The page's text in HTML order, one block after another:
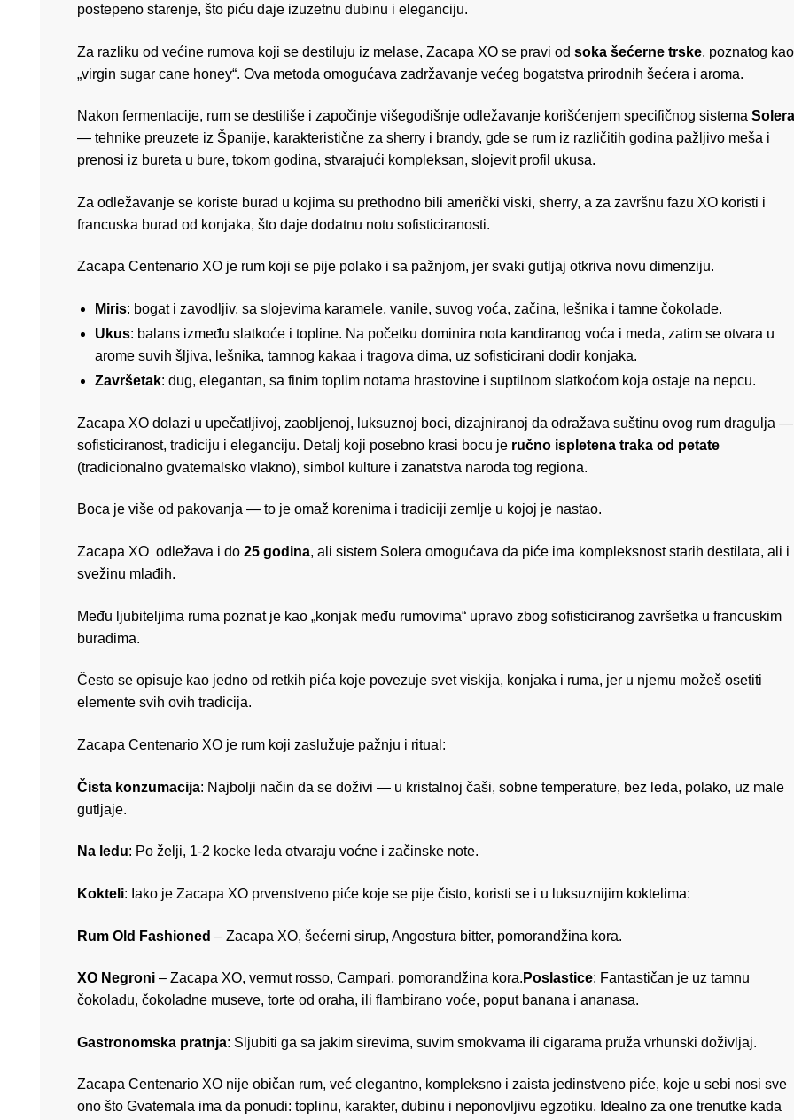
postepeno starenje, što piću daje izuzetnu dubinu i eleganciju.
Za razliku od većine rumova koji se destiluju iz melase, Zacapa XO se pravi od soka šećerne trske, poznatog kao
„virgin sugar cane honey“. Ova metoda omogućava zadržavanje većeg bogatstva prirodnih šećera i aroma.
Nakon fermentacije, rum se destiliše i započinje višegodišnje odležavanje korišćenjem specifičnog sistema Solera
— tehnike preuzete iz Španije, karakteristične za sherry i brandy, gde se rum iz različitih godina pažljivo meša i
prenosi iz bureta u bure, tokom godina, stvarajući kompleksan, slojevit profil ukusa.
Za odležavanje se koriste burad u kojima su prethodno bili američki viski, sherry, a za završnu fazu XO koristi i
francuska burad od konjaka, što daje dodatnu notu sofisticiranosti.
Zacapa Centenario XO je rum koji se pije polako i sa pažnjom, jer svaki gutljaj otkriva novu dimenziju.
Miris: bogat i zavodljiv, sa slojevima karamele, vanile, suvog voća, začina, lešnika i tamne čokolade.
Ukus: balans između slatkoće i topline. Na početku dominira nota kandiranog voća i meda, zatim se otvara u
arome suvih šljiva, lešnika, tamnog kakaa i tragova dima, uz sofisticirani dodir konjaka.
Završetak: dug, elegantan, sa finim toplim notama hrastovine i suptilnom slatkoćom koja ostaje na nepcu.
Zacapa XO dolazi u upečatljivoj, zaobljenoj, luksuznoj boci, dizajniranoj da odražava suštinu ovog rum dragulja —
sofisticiranost, tradiciju i eleganciju. Detalj koji posebno krasi bocu je ručno ispletena traka od petate
(tradicionalno gvatemalsko vlakno), simbol kulture i zanatstva naroda tog regiona.
Boca je više od pakovanja — to je omaž korenima i tradiciji zemlje u kojoj je nastao.
Zacapa XO odležava i do 25 godina, ali sistem Solera omogućava da piće ima kompleksnost starih destilata, ali i
svežinu mlađih.
Među ljubiteljima ruma poznat je kao „konjak među rumovima“ upravo zbog sofisticiranog završetka u francuskim
buradima.
Često se opisuje kao jedno od retkih pića koje povezuje svet viskija, konjaka i ruma, jer u njemu možeš osetiti
elemente svih ovih tradicija.
Zacapa Centenario XO je rum koji zaslužuje pažnju i ritual:
Čista konzumacija: Najbolji način da se doživi — u kristalnoj čaši, sobne temperature, bez leda, polako, uz male
gutljaje.
Na ledu: Po želji, 1-2 kocke leda otvaraju voćne i začinske note.
Kokteli: Iako je Zacapa XO prvenstveno piće koje se pije čisto, koristi se i u luksuznijim koktelima:
Rum Old Fashioned – Zacapa XO, šećerni sirup, Angostura bitter, pomorandžina kora.
XO Negroni – Zacapa XO, vermut rosso, Campari, pomorandžina kora. Poslastice: Fantastičan je uz tamnu
čokoladu, čokoladne museve, torte od oraha, ili flambirano voće, poput banana i ananasa.
Gastronomska pratnja: Sljubiti ga sa jakim sirevima, suvim smokvama ili cigarama pruža vrhunski doživljaj.
Zacapa Centenario XO nije običan rum, već elegantno, kompleksno i zaista jedinstveno piće, koje u sebi nosi sve
ono što Gvatemala ima da ponudi: toplinu, karakter, dubinu i neponovljivu egzotiku. Idealno za one trenutke kada